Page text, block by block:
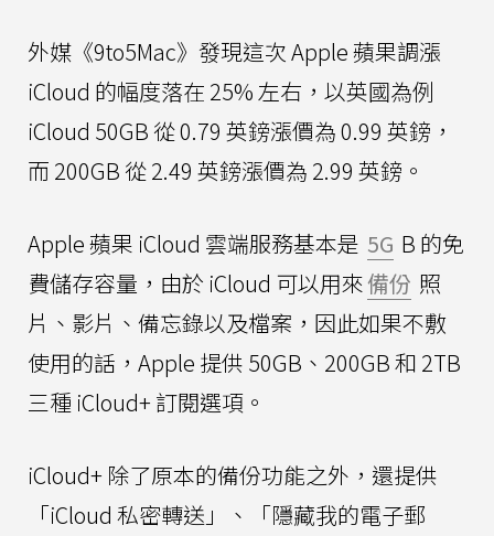
外媒《9to5Mac》發現這次 Apple 蘋果調漲
iCloud 的幅度落在 25% 左右，以英國為例
iCloud 50GB 從 0.79 英鎊漲價為 0.99 英鎊，
而 200GB 從 2.49 英鎊漲價為 2.99 英鎊。
Apple 蘋果 iCloud 雲端服務基本是 5G B 的免
費儲存容量，由於 iCloud 可以用來備份 照
片、影片、備忘錄以及檔案，因此如果不敷
使用的話，Apple 提供 50GB、200GB 和 2TB
三種 iCloud+ 訂閱選項。
iCloud+ 除了原本的備份功能之外，還提供
「iCloud 私密轉送」、「隱藏我的電子郵